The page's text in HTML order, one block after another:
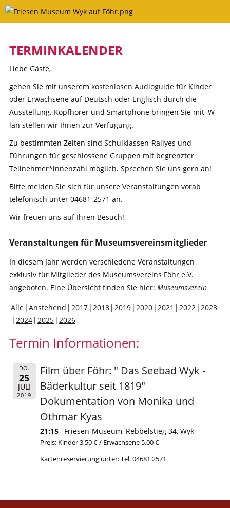
Skip
TERMINKALENDER
Liebe Gäste,
gehen Sie mit unserem kostenlosen Audioguidefür Kinder
oder Erwachsene auf Deutsch oder Englisch durch die
Ausstellung. Kopfhörer und Smartphone bringen Sie mit, W-
lan stellen wir Ihnen zur Verfügung.
Zu bestimmten Zeiten sind Schulklassen-Rallyes und
Führungen für geschlossene Gruppen mit begrenzter
Teilnehmer*innenzahl möglich. Sprechen Sie uns gern an!
Bitte melden Sie sich für unsere Veranstaltungen vorab
telefonisch unter 04681-2571 an.
Wir freuen uns auf Ihren Besuch!
Veranstaltungen für Museumsvereinsmitglieder
In diesem Jahr werden verschiedene Veranstaltungen
exklusiv für Mitglieder des Museumsvereins Föhr e.V.
angeboten. Eine Übersicht finden Sie hier: Museumsverein
Alle Anstehend 2017 2018 2019 2020 2021 2022
2023
2024 2025 2026
Termin Informationen:
DO.
25
JULI
2019
Film über Föhr: " Das Seebad Wyk -
Bäderkultur seit 1819"
Dokumentation von Monika und
Othmar Kyas
21:15 Friesen-Museum, Rebbelstieg 34, Wyk
Preis: Kinder 3,50 € / Erwachsene 5,00 €
Kartenreservierung unter: Tel. 04681 2571